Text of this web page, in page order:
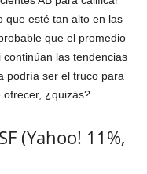
que esté tan alto en las
que el promedio
las tendencias
podría ser el truco para
ofrecer, ¿quizás?
(Yahoo! 11%,